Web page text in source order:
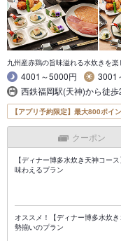
九州産赤鶏の旨味溢れる水炊きを楽
4001～5000円
3001
西鉄福岡駅(天神)から徒
【アプリ予約限定】最大800ポイ
クーポン
【ディナー博多水炊き天神コー
味わえるプラン
オススメ！【ディナー博多水炊
勢揃いのプラン